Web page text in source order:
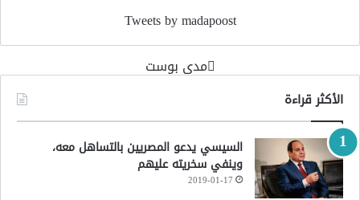
Tweets by madapoost
‏مدى بوست‏
الأكثر قراءة
السيسي يدعو المصريين بالتساهل معه،
وينفي سخريته عليهم
2019-01-17